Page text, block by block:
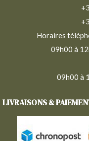
Horaires
09h00 à
09h00 à
LIVRAISONS &